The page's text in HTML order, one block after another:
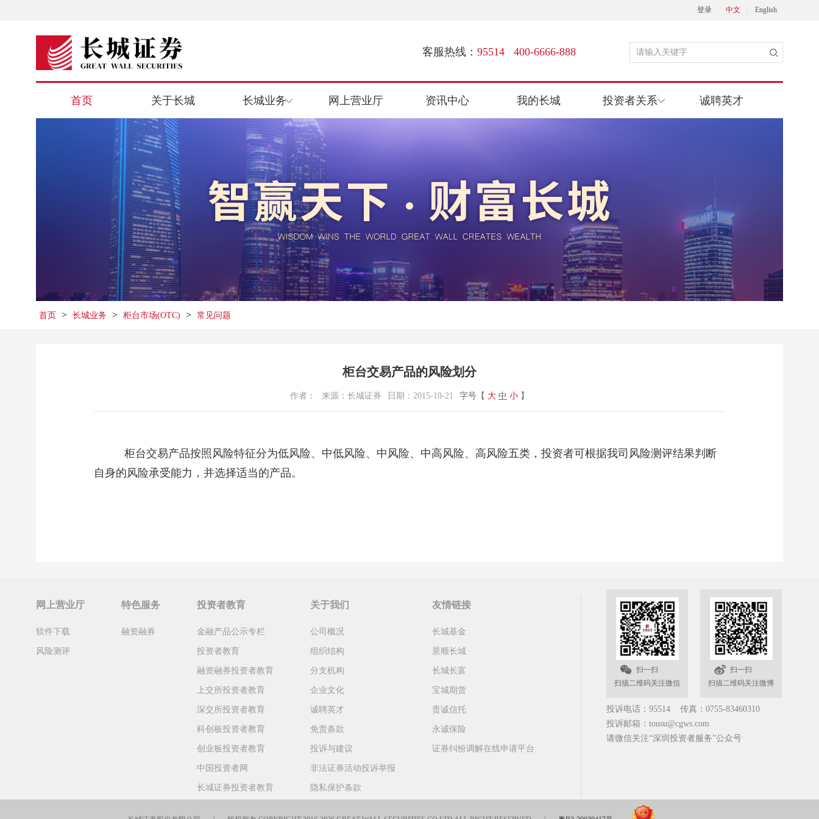
登录 中文 English
客服热线： 95514 400-6666-888
首页 关于长城 长城业务 网上营业厅 资讯中心 我的长城 投资者关系 诚聘英才
首页 > 长城业务 > 柜台市场(OTC) > 常见问题
柜台交易产品的风险划分
作者： 来源： 长城证券 日期： 2015-10-21 字号【 大 中 小 】
柜台交易产品按照风险特征分为低风险、中低风险、中风险、中高风险、高风险五类，投资者可根据我司风险测评结果判断
自身的风险承受能力，并选择适当的产品。
网上营业厅
软件下载
风险测评
特色服务
融资融券
投资者教育
金融产品公示专栏
投资者教育
融资融券投资者教育
上交所投资者教育
深交所投资者教育
科创板投资者教育
创业板投资者教育
中国投资者网
长城证券投资者教育
关于我们
公司概况
组织结构
分支机构
企业文化
诚聘英才
免责条款
投诉与建议
非法证券活动投诉举报
隐私保护条款
友情链接
长城基金
景顺长城
长城长富
宝城期货
贵诚信托
永诚保险
证券纠纷调解在线申请平台
扫一扫
扫描二维码关注微信
扫一扫
扫描二维码关注微博
投诉电话：95514 传真：0755-83460310
投诉邮箱：tousu@cgws.com
请微信关注“深圳投资者服务”公众号